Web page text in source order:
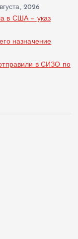
2026
в США — указ
назначение
в СИЗО по